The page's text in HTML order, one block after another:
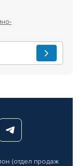
(отдел продаж